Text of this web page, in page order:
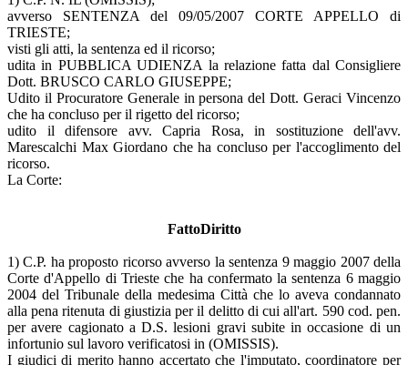
avverso SENTENZA del 09/05/2007 CORTE APPELLO di
TRIESTE;
visti gli atti, la sentenza ed il ricorso;
udita in PUBBLICA UDIENZA la relazione fatta dal Consigliere
Dott. BRUSCO CARLO GIUSEPPE;
Udito il Procuratore Generale in persona del Dott. Geraci Vincenzo
che ha concluso per il rigetto del ricorso;
udito il difensore avv. Capria Rosa, in sostituzione dell'avv.
Marescalchi Max Giordano che ha concluso per l'accoglimento del
ricorso.
La Corte:
FattoDiritto
1) C.P. ha proposto ricorso avverso la sentenza 9 maggio 2007 della
Corte d'Appello di Trieste che ha confermato la sentenza 6 maggio
2004 del Tribunale della medesima Città che lo aveva condannato
alla pena ritenuta di giustizia per il delitto di cui all'art. 590 cod. pen.
per avere cagionato a D.S. lesioni gravi subite in occasione di un
infortunio sul lavoro verificatosi in (OMISSIS).
I giudici di merito hanno accertato che l'imputato, coordinatore per